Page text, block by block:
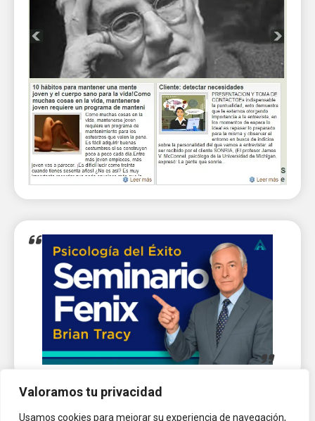
Valoramos tu privacidad
Usamos cookies para mejorar su experiencia de navegación,